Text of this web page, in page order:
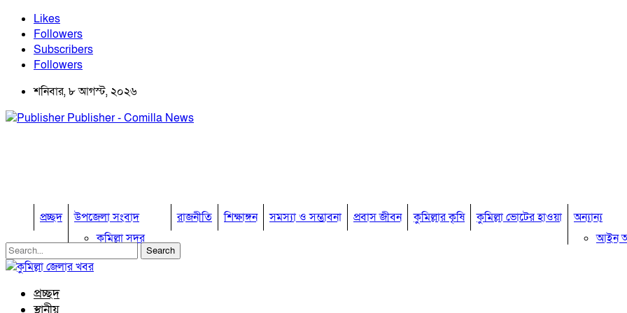
Likes
Followers
Subscribers
Followers
শনিবার, ৮ আগস্ট, ২০২৬
Publisher - Comilla News
প্রচ্ছদ
উপজেলা সংবাদ
কুমিল্লা সদর
কুমিল্লা সদর দক্ষিণ
রাজনীতি শিক্ষাঙ্গন সমস্যা ও সম্ভাবনা প্রবাস জীবন কুমিল্লার কৃষি কুমিল্লা ভোটের হাওয়া
অন্যান্য
আইন
প্রচ্ছদ